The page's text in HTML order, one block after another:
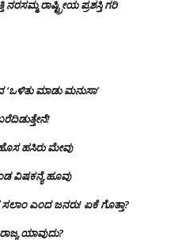
ನರಸಮ್ಮ‌ ರಾಷ್ಟ್ರೀಯ ಪ್ರಶಸ್ತಿ ಗರಿ
ಮಾಡು ಮನುಸಾ’
ಹಸಿರು ಮೇವು
ವಿಷಕನ್ಯೆ ಹೂವು
ಎಂದ ಜನರು! ಏಕೆ ಗೊತ್ತಾ?
ಯಾವುದು?